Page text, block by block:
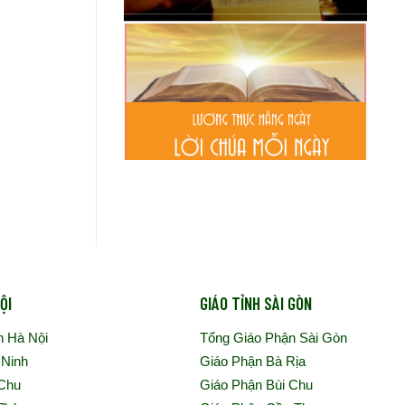
Hà Nội
GIÁO TỈNH SÀI GÒN
Tổng Giáo Phận Sài Gòn
Giáo Phận Bà Rịa
Giáo Phận Bùi Chu